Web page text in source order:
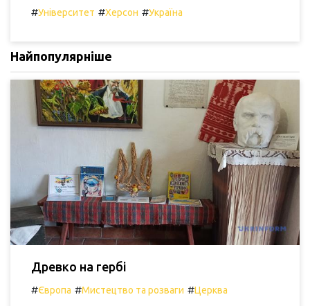
#Університет #Херсон #Україна
Найпопулярніше
Древко на гербі
#Європа #Мистецтво та розваги #Церква